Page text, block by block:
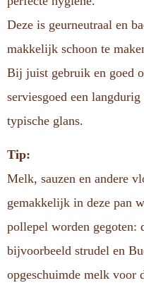
Deze is geurneutraal en
makkelijk schoon te
Bij juist gebruik en goed
serviesgoed een
typische glans.
Tip:
Melk, sauzen en andere
gemakkelijk in deze pan
pollepel worden gegoten:
bijvoorbeeld strudel en
opgeschuimde melk voor